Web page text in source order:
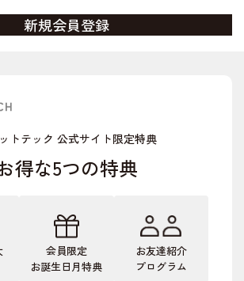
トテック 公式サイト限定特典
得な5つの特典
会員限定
お誕生日月特典
お友達紹介
プログラム